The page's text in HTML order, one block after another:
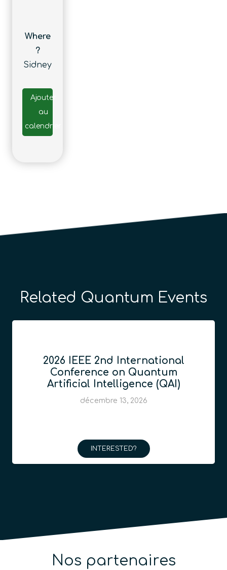
Where
?
Sidney
Ajouter
au
calendrier
Related Quantum Events
2026 IEEE 2nd International
Conference on Quantum
Artificial Intelligence (QAI)
décembre 13, 2026
INTERESTED?
Nos partenaires